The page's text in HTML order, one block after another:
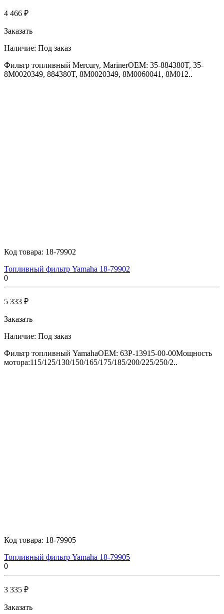
4 466 ₽
Заказать
Наличие: Под заказ
Фильтр топливный Mercury, MarinerOEM: 35-884380T, 35-
8M0020349, 884380T, 8M0020349, 8M0060041, 8M012..
Код товара: 18-79902
Топливный фильтр Yamaha 18-79902
0
5 333 ₽
Заказать
Наличие: Под заказ
Фильтр топливный YamahaOEM: 63P-13915-00-00Мощность
мотора:115/125/130/150/165/175/185/200/225/250/2..
Код товара: 18-79905
Топливный фильтр Yamaha 18-79905
0
3 335 ₽
Заказать